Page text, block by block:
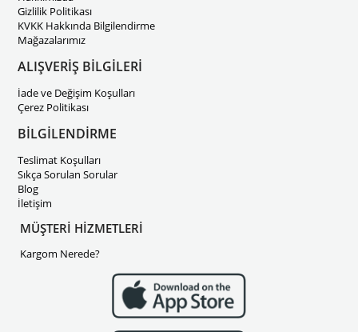
Gizlilik Politikası
KVKK Hakkında Bilgilendirme
Mağazalarımız
ALIŞVERİŞ BİLGİLERİ
İade ve Değişim Koşulları
Çerez Politikası
BİLGİLENDİRME
Teslimat Koşulları
Sıkça Sorulan Sorular
Blog
İletişim
MÜŞTERİ HİZMETLERİ
Kargom Nerede?